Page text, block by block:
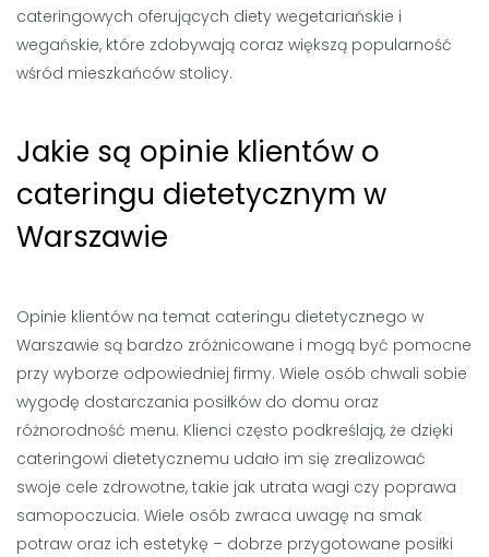
cateringowych oferujących diety wegetariańskie i
wegańskie, które zdobywają coraz większą popularność
wśród mieszkańców stolicy.
Jakie są opinie klientów o
cateringu dietetycznym w
Warszawie
Opinie klientów na temat cateringu dietetycznego w
Warszawie są bardzo zróżnicowane i mogą być pomocne
przy wyborze odpowiedniej firmy. Wiele osób chwali sobie
wygodę dostarczania posiłków do domu oraz
różnorodność menu. Klienci często podkreślają, że dzięki
cateringowi dietetycznemu udało im się zrealizować
swoje cele zdrowotne, takie jak utrata wagi czy poprawa
samopoczucia. Wiele osób zwraca uwagę na smak
potraw oraz ich estetykę – dobrze przygotowane posiłki